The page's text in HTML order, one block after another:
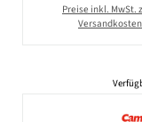
Preise inkl. MwSt.
Versandkosten